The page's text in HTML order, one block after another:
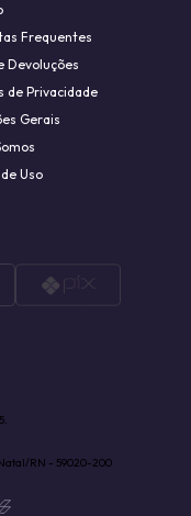
Frequentes
Devoluções
de Privacidade
Gerais
Uso
RN - 59020-200